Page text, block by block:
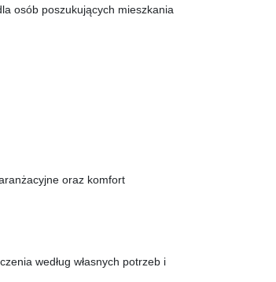
osób poszukujących mieszkania
oraz komfort
według własnych potrzeb i